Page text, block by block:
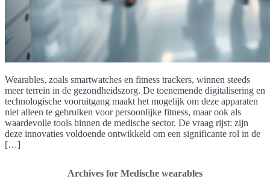
Wearables, zoals smartwatches en fitness trackers, winnen steeds
meer terrein in de gezondheidszorg. De toenemende digitalisering en
technologische vooruitgang maakt het mogelijk om deze apparaten
niet alleen te gebruiken voor persoonlijke fitness, maar ook als
waardevolle tools binnen de medische sector. De vraag rijst: zijn
deze innovaties voldoende ontwikkeld om een significante rol in de
[…]
Archives for Medische wearables